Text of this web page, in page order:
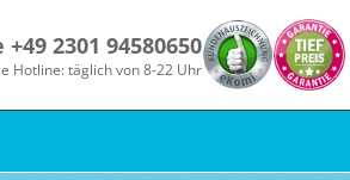
2301 94580650
Hotline: täglich von 8-22 Uhr